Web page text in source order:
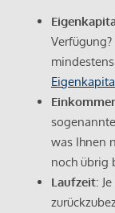
was Ihnen
noch übrig
Laufzeit: